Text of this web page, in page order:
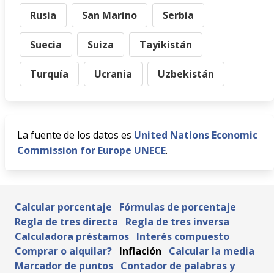
Rusia San Marino Serbia
Suecia Suiza Tayikistán
Turquía Ucrania Uzbekistán
La fuente de los datos es United Nations Economic
Commission for Europe UNECE.
Calcular porcentaje
Fórmulas de porcentaje
Regla de tres directa
Regla de tres inversa
Calculadora préstamos Interés compuesto
Comprar o alquilar? Inflación
Calcular la media
Marcador de puntos Contador de palabras y